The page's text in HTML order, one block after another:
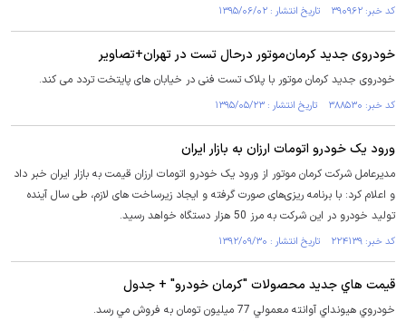
کد خبر: ۳۹۰۹۶۲ تاریخ انتشار : ۱۳۹۵/۰۶/۰۲
خودروی جدید کرمان‌موتور درحال تست در تهران+تصاویر
خودروی جدید کرمان موتور با پلاک تست فنی در خیابان های پایتخت تردد می کند.
کد خبر: ۳۸۸۵۳۰ تاریخ انتشار : ۱۳۹۵/۰۵/۲۳
ورود یک خودرو اتومات ارزان به بازار ایران
مدیرعامل شرکت کرمان موتور از ورود یک خودرو اتومات ارزان قیمت به بازار ایران خبر داد
و اعلام کرد: با برنامه ریزی‌های صورت گرفته و ایجاد زیرساخت های لازم، طی سال آینده
تولید خودرو در این شرکت به مرز 50 هزار دستگاه خواهد رسید.
کد خبر: ۲۲۴۱۳۹ تاریخ انتشار : ۱۳۹۲/۰۹/۳۰
قيمت هاي جديد محصولات "کرمان خودرو" + جدول
خودروي هيونداي آوانته معمولي 77 ميليون تومان به فروش مي رسد.